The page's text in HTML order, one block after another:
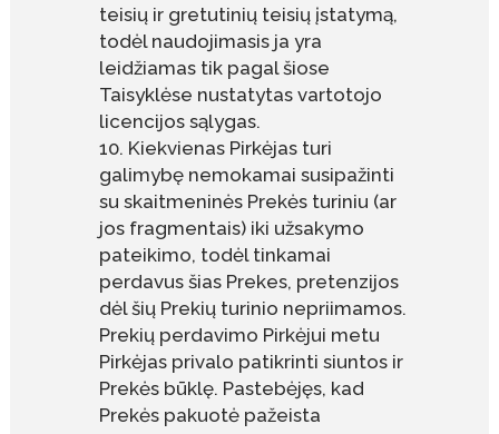
teisių ir gretutinių teisių įstatymą,
todėl naudojimasis ja yra
leidžiamas tik pagal šiose
Taisyklėse nustatytas vartotojo
licencijos sąlygas.
Kiekvienas Pirkėjas turi
galimybę nemokamai susipažinti
su skaitmeninės Prekės turiniu (ar
jos fragmentais) iki užsakymo
pateikimo, todėl tinkamai
perdavus šias Prekes, pretenzijos
dėl šių Prekių turinio nepriimamos.
Prekių perdavimo Pirkėjui metu
Pirkėjas privalo patikrinti siuntos ir
Prekės būklę. Pastebėjęs, kad
Prekės pakuotė pažeista